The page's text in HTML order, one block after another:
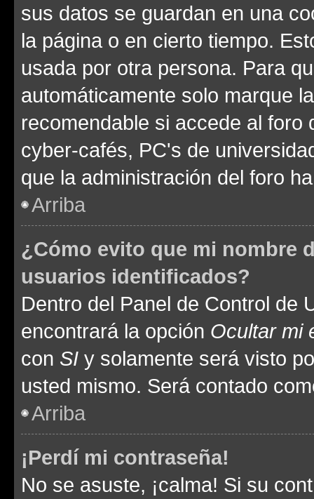
sus datos se guardan en una
la página o en cierto tiempo.
usada por otra persona. Para
automáticamente solo marque
recomendable si accede al foro
cyber-cafés, PC's de
que la administración del foro
Arriba
¿Cómo evito que mi nombre
usuarios identificados?
Dentro del Panel de Control de
encontrará la opción Ocultar mi
con SI y solamente será visto
usted mismo. Será contado
Arriba
¡Perdí mi contraseña!
No se asuste, ¡calma! Si su